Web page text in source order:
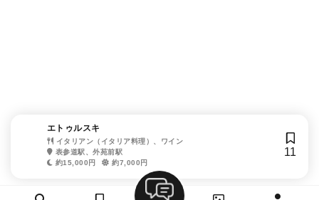
エトゥルスキ
イタリアン（イタリア料理）、ワイン
表参道駅、外苑前駅
約15,000円
約7,000円
11